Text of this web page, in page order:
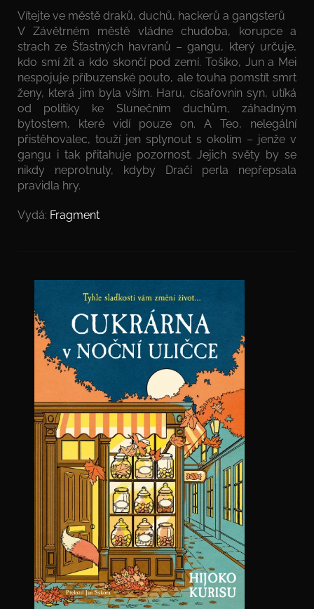
Vítejte ve městě draků, duchů, hackerů a gangsterů
V Závětrném městě vládne chudoba, korupce a
strach ze Šťastných havranů – gangu, který určuje,
kdo smí žít a kdo skončí pod zemí. Tošiko, Jun a Mei
nespojuje příbuzenské pouto, ale touha pomstít smrt
ženy, která jim byla vším. Haru, císařovnin syn, utíká
od politiky ke Slunečním duchům, záhadným
bytostem, které vidí pouze on. A Teo, nelegální
přistěhovalec, touží jen splynout s okolím – jenže v
gangu i tak přitahuje pozornost. Jejich světy by se
nikdy neprotnuly, kdyby Dračí perla nepřepsala
pravidla hry.
Vydá: Fragment